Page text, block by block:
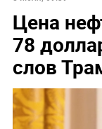
Цена
78
слов